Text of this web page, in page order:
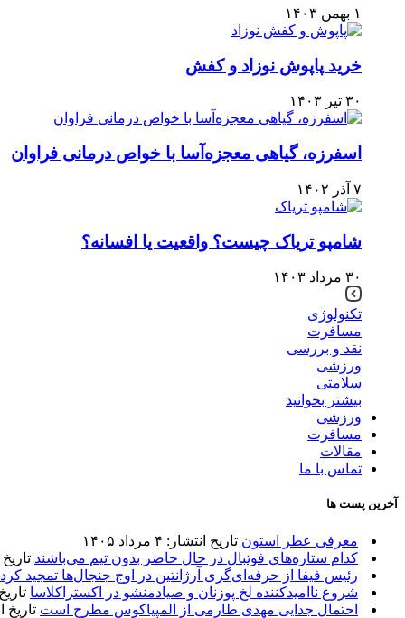
۱ بهمن ۱۴۰۳
خرید پاپوش نوزاد و کفش
۳۰ تیر ۱۴۰۳
اسفرزه، گیاهی معجزه‌آسا با خواص درمانی فراوان
۷ آذر ۱۴۰۲
شامپو تریاک چیست؟ واقعیت یا افسانه؟
۳۰ مرداد ۱۴۰۳
تکنولوژی
مسافرت
نقد و بررسی
ورزشی
سلامتی
بیشتر بخوانید
ورزشی
مسافرت
مقالات
تماس با ما
آخرین پست ها
معرفی عطر استون تاریخ انتشار: ۴ مرداد ۱۴۰۵
کدام ستاره‌های فوتبال در حال حاضر بدون تیم می‌باشند تاریخ
رئیس فیفا از حرفه‌ای‌گری آرژانتین در اوج جنجال‌ها تمجید کرد
شروع ناامیدکننده لخ پوزنان و صیادمنشو در اکستراکلاسا تاریخ
احتمال جدایی مهدی طارمی از المپیاکوس مطرح است تاریخ